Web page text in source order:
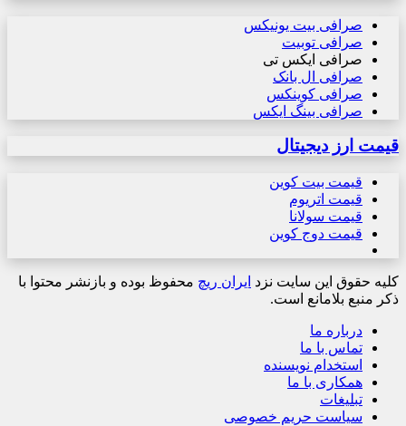
صرافی بیت یونیکس
صرافی توبیت
صرافی ایکس تی
صرافی ال بانک
صرافی کوینکس
صرافی بینگ ایکس
قیمت ارز دیجیتال
قیمت بیت کوین
قیمت اتریوم
قیمت سولانا
قیمت دوج کوین
کلیه حقوق این سایت نزد ایران ریچ محفوظ بوده و بازنشر محتوا با
ذکر منبع بلامانع است.
درباره ما
تماس با ما
استخدام نویسنده
همکاری با ما
تبلیغات
سیاست حریم خصوصی